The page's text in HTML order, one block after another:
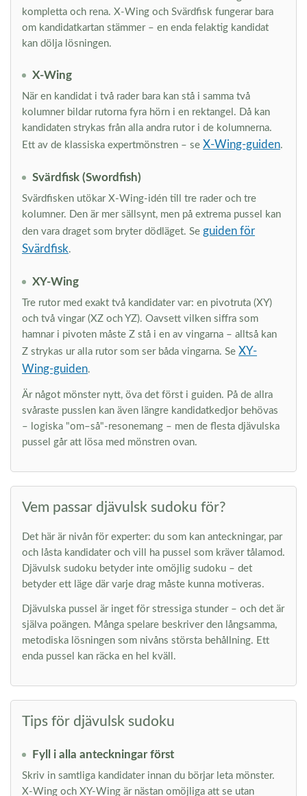
kompletta och rena. X-Wing och Svärdfisk fungerar bara
om kandidatkartan stämmer – en enda felaktig kandidat
kan dölja lösningen.
X-Wing
När en kandidat i två rader bara kan stå i samma två
kolumner bildar rutorna fyra hörn i en rektangel. Då kan
kandidaten strykas från alla andra rutor i de kolumnerna.
Ett av de klassiska expertmönstren – se X-Wing-guiden.
Svärdfisk (Swordfish)
Svärdfisken utökar X-Wing-idén till tre rader och tre
kolumner. Den är mer sällsynt, men på extrema pussel kan
den vara draget som bryter dödläget. Se guiden för
Svärdfisk.
XY-Wing
Tre rutor med exakt två kandidater var: en pivotruta (XY)
och två vingar (XZ och YZ). Oavsett vilken siffra som
hamnar i pivoten måste Z stå i en av vingarna – alltså kan
Z strykas ur alla rutor som ser båda vingarna. Se XY-
Wing-guiden.
Är något mönster nytt, öva det först i guiden. På de allra
svåraste pusslen kan även längre kandidatkedjor behövas
– logiska "om–så"-resonemang – men de flesta djävulska
pussel går att lösa med mönstren ovan.
Vem passar djävulsk sudoku för?
Det här är nivån för experter: du som kan anteckningar, par
och låsta kandidater och vill ha pussel som kräver tålamod.
Djävulsk sudoku betyder inte omöjlig sudoku – det
betyder ett läge där varje drag måste kunna motiveras.
Djävulska pussel är inget för stressiga stunder – och det är
själva poängen. Många spelare beskriver den långsamma,
metodiska lösningen som nivåns största behållning. Ett
enda pussel kan räcka en hel kväll.
Tips för djävulsk sudoku
Fyll i alla anteckningar först
Skriv in samtliga kandidater innan du börjar leta mönster.
X-Wing och XY-Wing är nästan omöjliga att se utan